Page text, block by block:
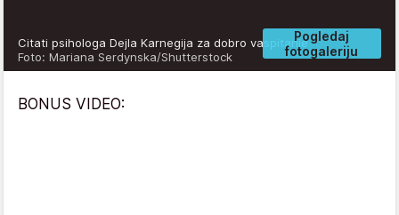
Pogledaj
fotogaleriju
Citati psihologa Dejla Karnegija za dobro vaspitanje
Foto: Mariana Serdynska/Shutterstock
BONUS VIDEO: